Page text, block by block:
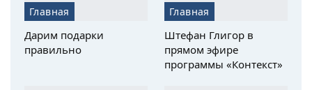
Главная
Дарим подарки
правильно
Главная
Штефан Глигор в
прямом эфире
программы «Контекст»